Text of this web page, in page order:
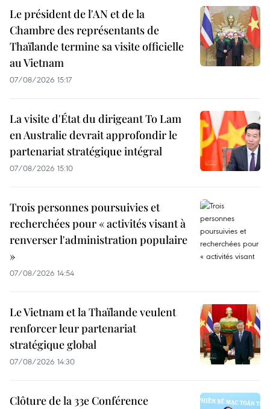
Le président de l'AN et de la
Chambre des représentants de
Thaïlande termine sa visite officielle
au Vietnam
07/08/2026 15:17
La visite d'État du dirigeant To Lam
en Australie devrait approfondir le
partenariat stratégique intégral
07/08/2026 15:10
Trois personnes poursuivies et
recherchées pour « activités visant à
renverser l'administration populaire
»
07/08/2026 14:54
Le Vietnam et la Thaïlande veulent
renforcer leur partenariat
stratégique global
07/08/2026 14:30
Clôture de la 33e Conférence